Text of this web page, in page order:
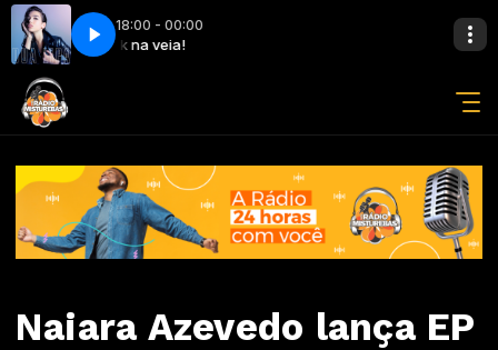
18:00 - 00:00
Rock na veia!
New Rules - Dua Lipa
Naiara Azevedo lança EP